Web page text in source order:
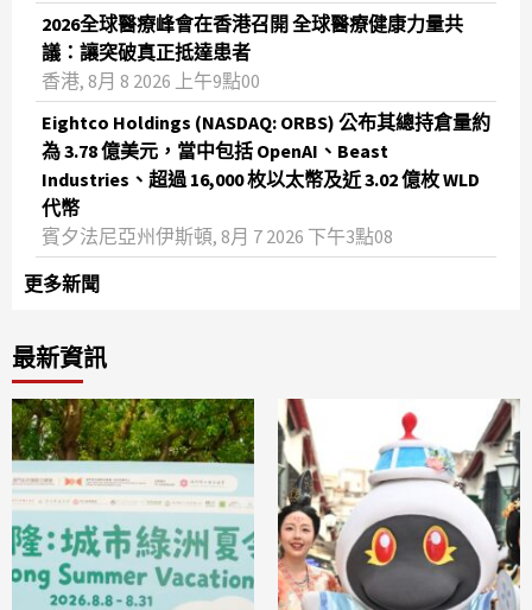
2026全球醫療峰會在香港召開 全球醫療健康力量共
議：讓突破真正抵達患者
香港, 8月 8 2026 上午9點00
Eightco Holdings (NASDAQ: ORBS) 公布其總持倉量約
為 3.78 億美元，當中包括 OpenAI、Beast
Industries、超過 16,000 枚以太幣及近 3.02 億枚 WLD
代幣
賓夕法尼亞州伊斯頓, 8月 7 2026 下午3點08
更多新聞
最新資訊